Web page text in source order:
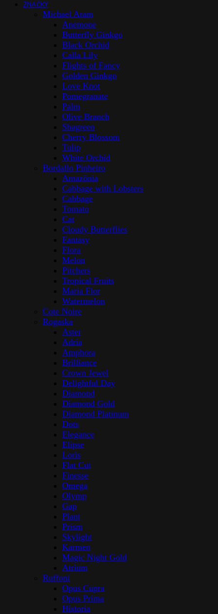
ZNAČKY
Michael Aram
Anemone
Butterfly Ginkgo
Black Orchid
Calla Lily
Flights of Fancy
Golden Ginkgo
Love Knot
Pomegranate
Palm
Olive Branch
Shagreen
Cherry Blossom
Tulip
White Orchid
Bordallo Pinheiro
Amazōnia
Cabbage with Lobsters
Cabbage
Tomato
Cat
Cloudy Butterflies
Fantasy
Flora
Melon
Pitchers
Tropical Fruits
Maria Flor
Watermelon
Cote Noire
Rogaska
Aster
Adria
Amphora
Brilliance
Crown Jewel
Delightful Day
Diamond
Diamond Gold
Diamond Platinum
Dots
Elegance
Elipse
Loris
Flat Cut
Finesse
Omega
Olymp
Gap
Plant
Prism
Skylight
Karmen
Magic Night Gold
Atrium
Ruffoni
Opus Cupra
Opus Prima
Historia